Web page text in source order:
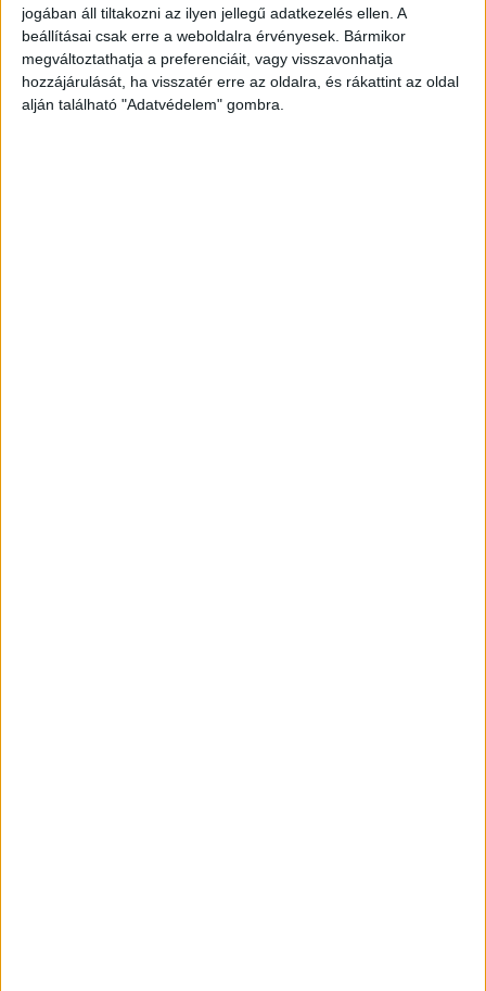
jogában áll tiltakozni az ilyen jellegű adatkezelés ellen. A
beállításai csak erre a weboldalra érvényesek. Bármikor
megváltoztathatja a preferenciáit, vagy visszavonhatja
hozzájárulását, ha visszatér erre az oldalra, és rákattint az oldal
alján található "Adatvédelem" gombra.